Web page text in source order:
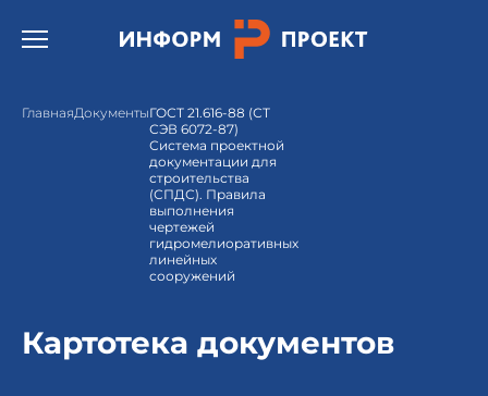
Открыть бургер меню.
ГлавнаяДокументыГОСТ 21.616-88 (СТ
СЭВ 6072-87)
Система проектной
документации для
строительства
(СПДС). Правила
выполнения
чертежей
гидромелиоративных
линейных
сооружений
Картотека документов